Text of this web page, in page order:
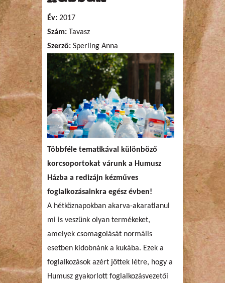
Év: 2017
Szám: Tavasz
Szerző: Sperling Anna
Többféle tematikával különböző
korcsoportokat várunk a Humusz
Házba a redizájn kézműves
foglalkozásainkra egész évben!
A hétköznapokban akarva-akaratlanul
mi is veszünk olyan termékeket,
amelyek csomagolását normális
esetben kidobnánk a kukába. Ezek a
foglalkozások azért jöttek létre, hogy a
Humusz gyakorlott foglalkozásvezetői